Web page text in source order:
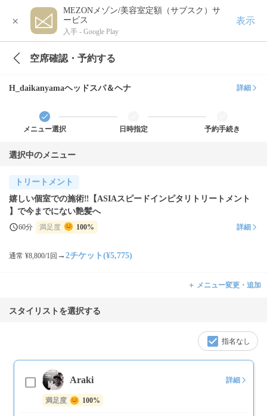
×
MEZONメゾン/美容室定額（サブスク）サ
ービス
入手 - Google Play
表示
空席確認・予約する
H_daikanyamaヘッドスパ＆ヘナ 詳細
メニュー選択 日時指定 予約手続き
選択中のメニュー
トリートメント
嬉しい個室での施術‼️【ASIAスピードインピタリトリートメント
】で今までにない艶髪へ
60分 満足度 100% 詳細
通常 ¥8,800/1回 → 2チケット(¥5,775)
＋ メニュー変更・追加
スタイリストを選択する
指名なし
Araki 詳細
満足度 100%